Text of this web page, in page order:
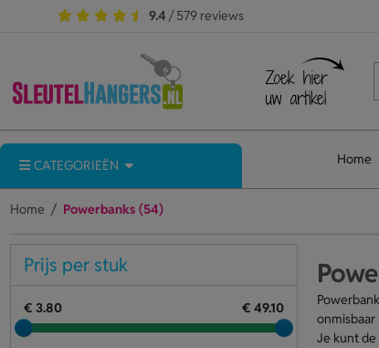
9.4 / 579 reviews
CATEGORIEËN Home
Home Powerbanks (54)
Je kunt
Prijs per stuk
€ 3.80 € 49.10